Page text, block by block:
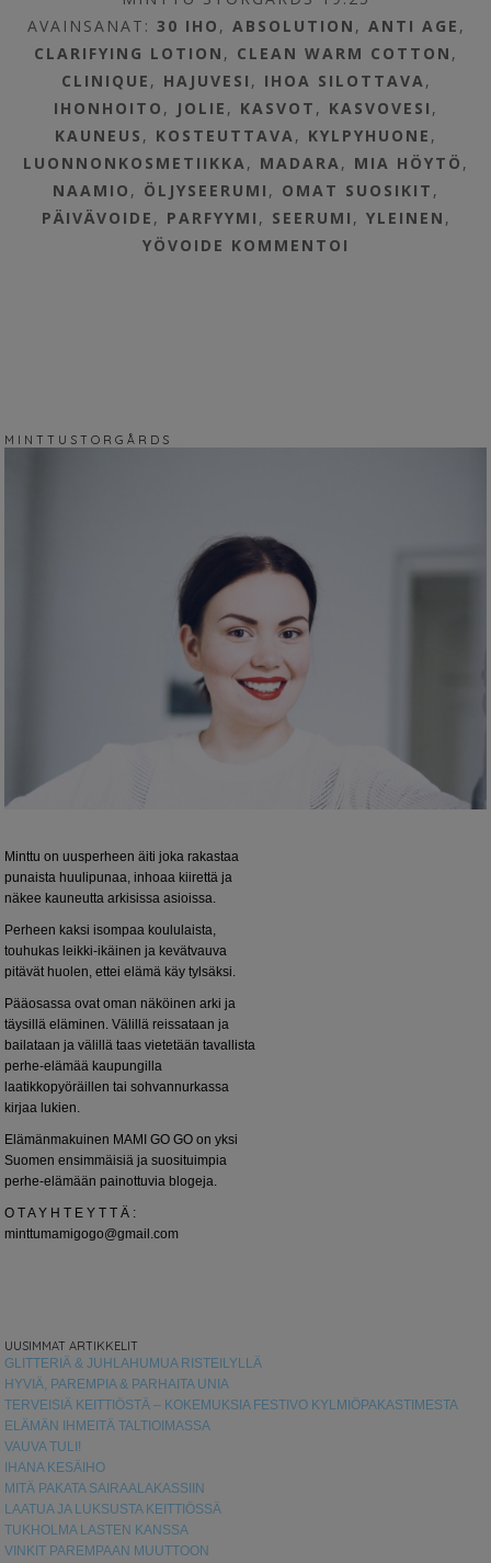
AVAINSANAT: 30 IHO , ABSOLUTION , ANTI AGE ,
CLARIFYING LOTION , CLEAN WARM COTTON ,
CLINIQUE , HAJUVESI , IHOA SILOTTAVA,
IHONHOITO , JOLIE , KASVOT , KASVOVESI ,
KAUNEUS , KOSTEUTTAVA, KYLPYHUONE ,
LUONNONKOSMETIIKKA, MADARA, MIA HÖYTÖ ,
NAAMIO , ÖLJYSEERUMI , OMAT SUOSIKIT ,
PÄIVÄVOIDE , PARFYYMI , SEERUMI , YLEINEN ,
YÖVOIDE KOMMENTOI
M I N T T U S T O R G Å R D S
Minttu on uusperheen äiti joka rakastaa
punaista huulipunaa, inhoaa kiirettä ja
näkee kauneutta arkisissa asioissa.
Perheen kaksi isompaa koululaista,
touhukas leikki-ikäinen ja kevätvauva
pitävät huolen, ettei elämä käy tylsäksi.
Pääosassa ovat oman näköinen arki ja
täysillä eläminen. Välillä reissataan ja
bailataan ja välillä taas vietetään tavallista
perhe-elämää kaupungilla
laatikkopyöräillen tai sohvannurkassa
kirjaa lukien.
Elämänmakuinen MAMI GO GO on yksi
Suomen ensimmäisiä ja suosituimpia
perhe-elämään painottuvia blogeja.
O T A Y H T E Y T T Ä :
minttumamigogo@gmail.com
UUSIMMAT ARTIKKELIT
GLITTERIÄ & JUHLAHUMUA RISTEILYLLÄ
HYVIÄ, PAREMPIA & PARHAITA UNIA
TERVEISIÄ KEITTIÖSTÄ – KOKEMUKSIA FESTIVO KYLMIÖPAKASTIMESTA
ELÄMÄN IHMEITÄ TALTIOIMASSA
VAUVA TULI!
IHANA KESÄIHO
MITÄ PAKATA SAIRAALAKASSIIN
LAATUA JA LUKSUSTA KEITTIÖSSÄ
TUKHOLMA LASTEN KANSSA
VINKIT PAREMPAAN MUUTTOON